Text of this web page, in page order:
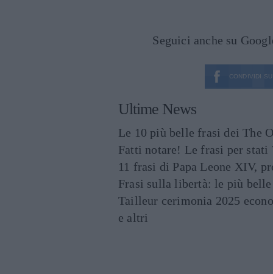
Seguici anche su
CONDIVIDI SU
Ultime News
Le 10 più belle frasi dei The
Fatti notare! Le frasi per stati
11 frasi di Papa Leone XIV,
Frasi sulla libertà: le più
Tailleur cerimonia 2025
e altri